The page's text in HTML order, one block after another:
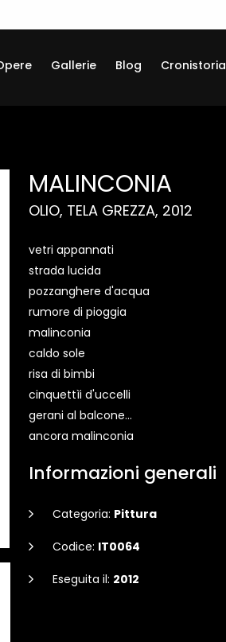
Gallerie Blog Cronistoria
MALINCONIA
OLIO, TELA GREZZA, 2012
vetri appannati
strada lucida
pozzanghere d'acqua
rumore di pioggia
malinconia
caldo sole
risa di bimbi
cinquettìi d'uccelli
gerani al balcone...
ancora malinconia
Informazioni generali
Categoria: Pittura
Codice: IT0064
Eseguita il: 2012